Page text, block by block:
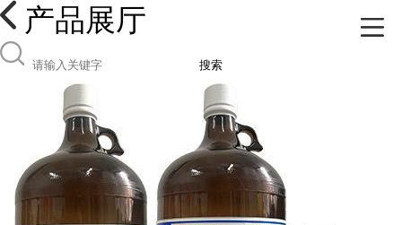
产品展厅
搜索